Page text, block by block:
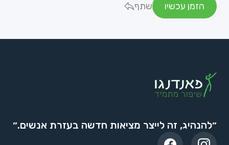
הזמן עכשיו
שתף
״להנהיג, זה לייצר מציאות חדשה בעזרת אנשים.״